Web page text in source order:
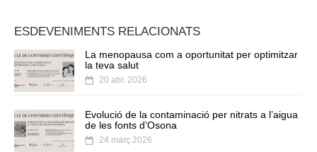
ESDEVENIMENTS RELACIONATS
La menopausa com a oportunitat per optimitzar
la teva salut
20 abr. 2026
Evolució de la contaminació per nitrats a l’aigua
de les fonts d’Osona
24 març 2026